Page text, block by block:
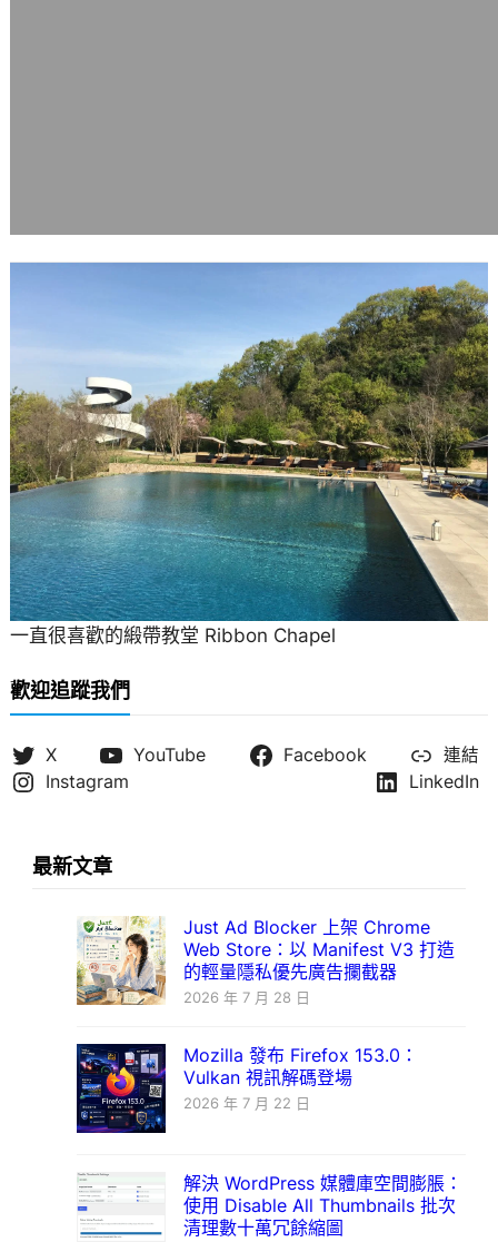
一直很喜歡的緞帶教堂 Ribbon Chapel
歡迎追蹤我們
X YouTube Facebook
連結
Instagram
LinkedIn
最新文章
Just Ad Blocker 上架 Chrome
Web Store：以 Manifest V3 打造
的輕量隱私優先廣告攔截器
2026 年 7 月 28 日
Mozilla 發布 Firefox 153.0：
Vulkan 視訊解碼登場
2026 年 7 月 22 日
解決 WordPress 媒體庫空間膨脹：
使用 Disable All Thumbnails 批次
清理數十萬冗餘縮圖